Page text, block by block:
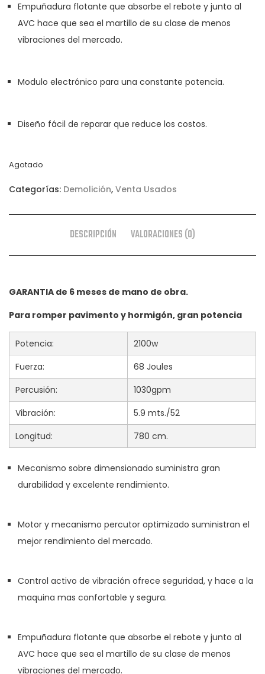
Empuñadura flotante que absorbe el rebote y junto al
AVC hace que sea el martillo de su clase de menos
vibraciones del mercado.
Modulo electrónico para una constante potencia.
Diseño fácil de reparar que reduce los costos.
Agotado
Categorías: Demolición, Venta Usados
DESCRIPCIÓN VALORACIONES (0)
GARANTIA de 6 meses de mano de obra.
Para romper pavimento y hormigón, gran potencia
Potencia:
2100w
Fuerza:
68 Joules
Percusión:
1030gpm
Vibración:
5.9 mts./52
Longitud:
780 cm.
Mecanismo sobre dimensionado suministra gran
durabilidad y excelente rendimiento.
Motor y mecanismo percutor optimizado suministran el
mejor rendimiento del mercado.
Control activo de vibración ofrece seguridad, y hace a la
maquina mas confortable y segura.
Empuñadura flotante que absorbe el rebote y junto al
AVC hace que sea el martillo de su clase de menos
vibraciones del mercado.